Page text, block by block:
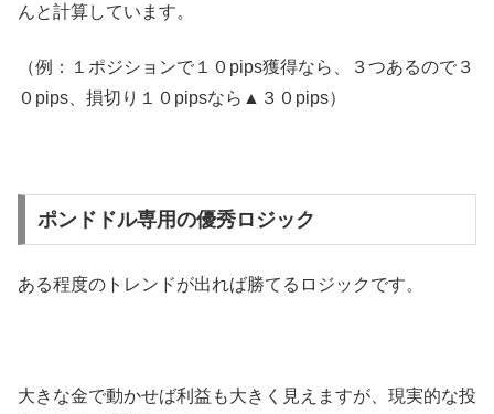
んと計算しています。
（例：１ポジションで１０pips獲得なら、３つあるので３
０pips、損切り１０pipsなら▲３０pips）
ポンドドル専用の優秀ロジック
ある程度のトレンドが出れば勝てるロジックです。
大きな金で動かせば利益も大きく見えますが、現実的な投